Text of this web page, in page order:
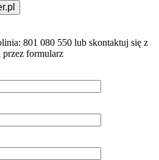
801 080 550 lub skontaktuj się z
przez formularz